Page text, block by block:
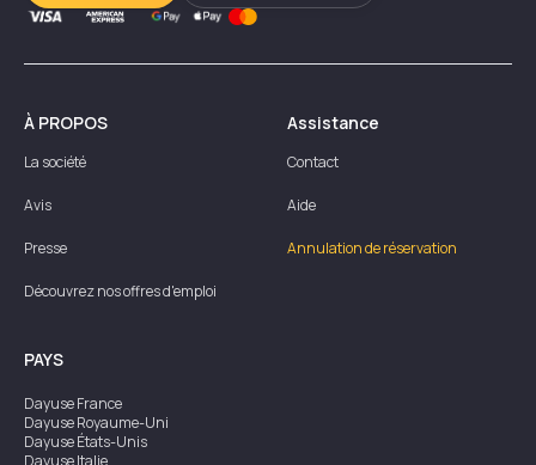
À PROPOS
La société
Avis
Presse
Découvrez nos offres d'emploi
Assistance
Contact
Aide
Annulation de réservation
PAYS
DayuseFrance
DayuseRoyaume-Uni
DayuseÉtats-Unis
DayuseItalie